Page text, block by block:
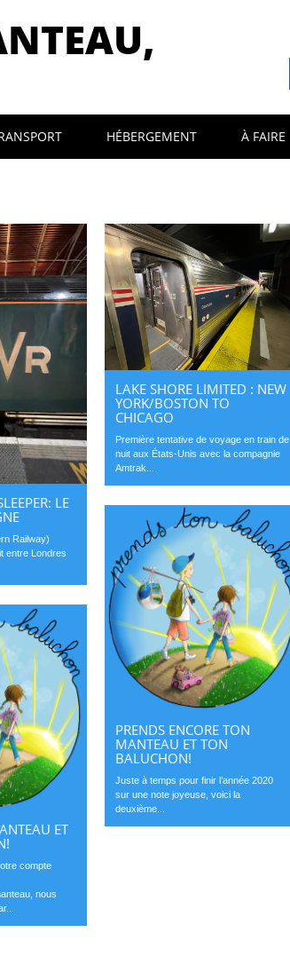
HÉBERGEMENT À FAIRE
LE
Railway)
entre Londres
LAKE SHORE LIMITED : NEW
YORK/BOSTON TO
CHICAGO
Première tentative de voyage en train de
nuit aux États-Unis avec la compagnie
Amtrak...
PRENDS ENCORE TON
MANTEAU ET TON
BALUCHON!
Juste à temps pour finir l’année 2020
sur une note joyeuse, voici la
deuxième...
ET
compte
nous